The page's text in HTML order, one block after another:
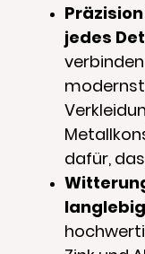
jedes
dafür,